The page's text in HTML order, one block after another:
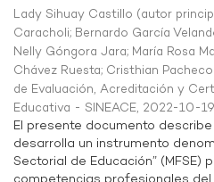
Lady Sihuay Castillo (autor
Caracholi; Bernardo García
Nelly Góngora Jara; María Rosa
Chávez Ruesta; Cristhian
de Evaluación, Acreditación y
Educativa - SINEACE, 2022-10-19
El presente documento
desarrolla un instrumento
Sectorial de Educación”